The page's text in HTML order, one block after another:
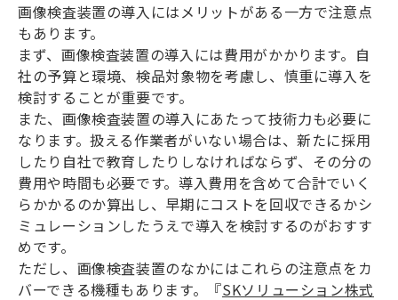
画像検査装置の導入にはメリットがある一方で注意点
もあります。
まず、画像検査装置の導入には費用がかかります。自
社の予算と環境、検品対象物を考慮し、慎重に導入を
検討することが重要です。
また、画像検査装置の導入にあたって技術力も必要に
なります。扱える作業者がいない場合は、新たに採用
したり自社で教育したりしなければならず、その分の
費用や時間も必要です。導入費用を含めて合計でいく
らかかるのか算出し、早期にコストを回収できるかシ
ミュレーションしたうえで導入を検討するのがおすす
めです。
ただし、画像検査装置のなかにはこれらの注意点をカ
バーできる機種もあります。『SKソリューション株式